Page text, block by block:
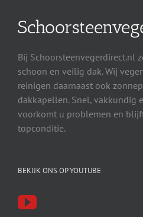
Bij Schoorsteenvegerdirect.nl
schoon en veilig dak. Wij
reinigen daarnaast ook
dakkapellen. Snel, vakkundig
voorkomt u problemen en
topconditie.
BEKIJK ONS OP YOUTUBE